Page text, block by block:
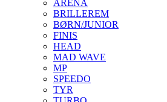
ARENA
BRILLEREM
BØRN/JUNIOR
FINIS
HEAD
MAD WAVE
MP
SPEEDO
TYR